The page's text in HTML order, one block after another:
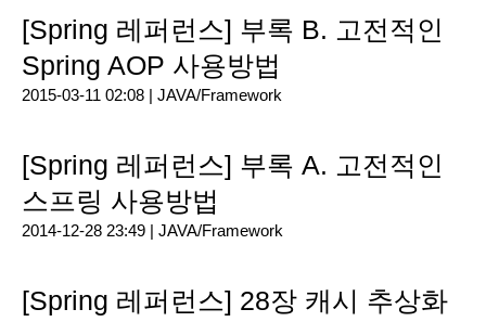
[Spring 레퍼런스] 부록 B. 고전적인
Spring AOP 사용방법
2015-03-11 02:08 | JAVA/Framework
[Spring 레퍼런스] 부록 A. 고전적인
스프링 사용방법
2014-12-28 23:49 | JAVA/Framework
[Spring 레퍼런스] 28장 캐시 추상화